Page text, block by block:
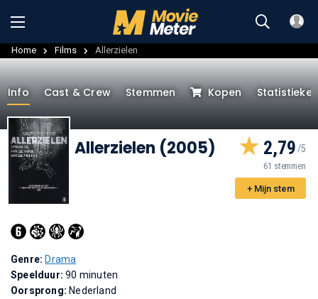
Home Films Allerzielen
Info Cast & Crew Stemmen Kopen
Allerzielen (2005) 2,79
61 stemmen
+ Mijn stem
Genre: Drama
Speelduur:90 minuten
Oorsprong: Nederland